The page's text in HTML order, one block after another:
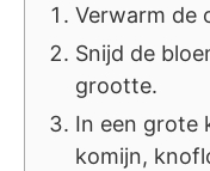
Verwarm de
Snijd de
grootte.
In een grote
komijn,